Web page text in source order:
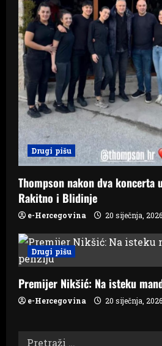
Drugi pišu
Thompson nakon dva koncerta
Rakitno i Blidinje
e-Hercegovina 20 siječnja, 2026
Drugi pišu
Premijer Nikšić: Na isteku
e-Hercegovina 20 siječnja, 2026
Pretraži: